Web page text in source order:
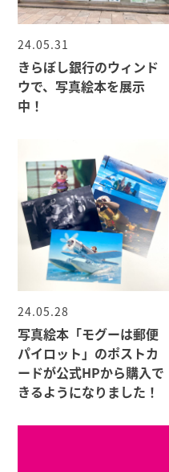
24.05.31
きらぼし銀行のウィンド
ウで、写真絵本を展示
中！
24.05.28
写真絵本「モグーは郵便
パイロット」のポストカ
ードが公式HPから購入で
きるようになりました！